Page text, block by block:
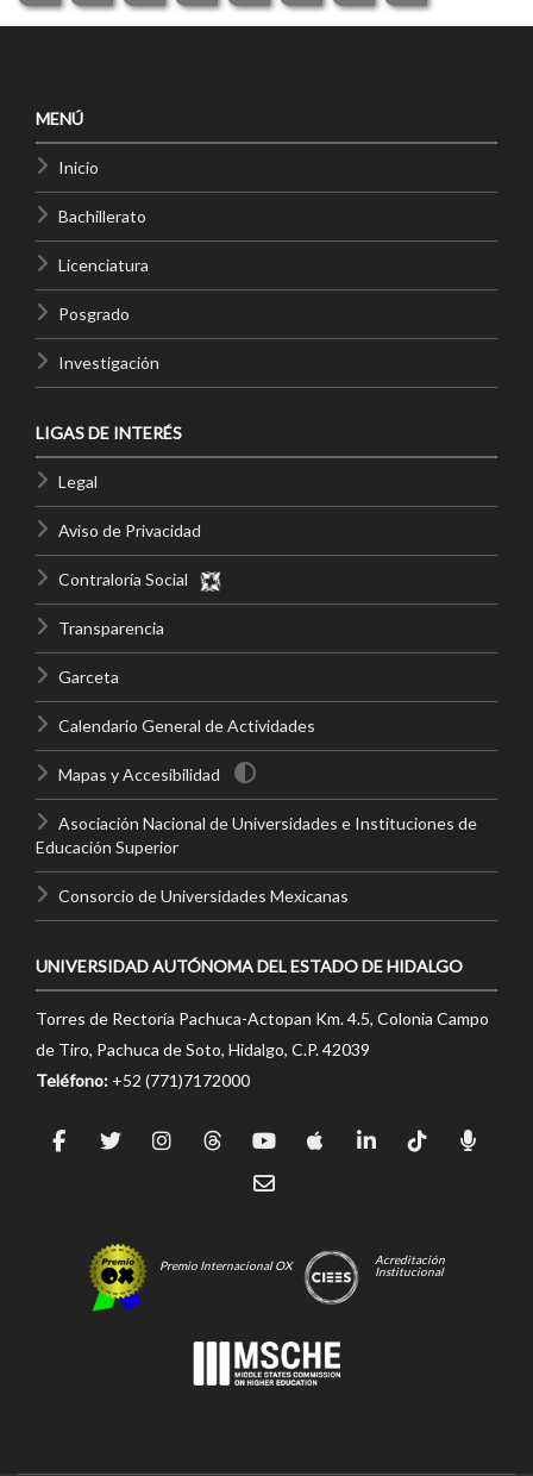
MENÚ
Inicio
Bachillerato
Licenciatura
Posgrado
Investigación
LIGAS DE INTERÉS
Legal
Aviso de Privacidad
Contraloría Social
Transparencia
Garceta
Calendario General de Actividades
Mapas y Accesibilidad
Asociación Nacional de Universidades e Instituciones de
Educación Superior
Consorcio de Universidades Mexicanas
UNIVERSIDAD AUTÓNOMA DEL ESTADO DE HIDALGO
Torres de Rectoría Pachuca-Actopan Km. 4.5, Colonia Campo
de Tiro, Pachuca de Soto, Hidalgo, C.P. 42039
Teléfono: +52 (771)7172000
Premio Internacional OX
Acreditación
Institucional